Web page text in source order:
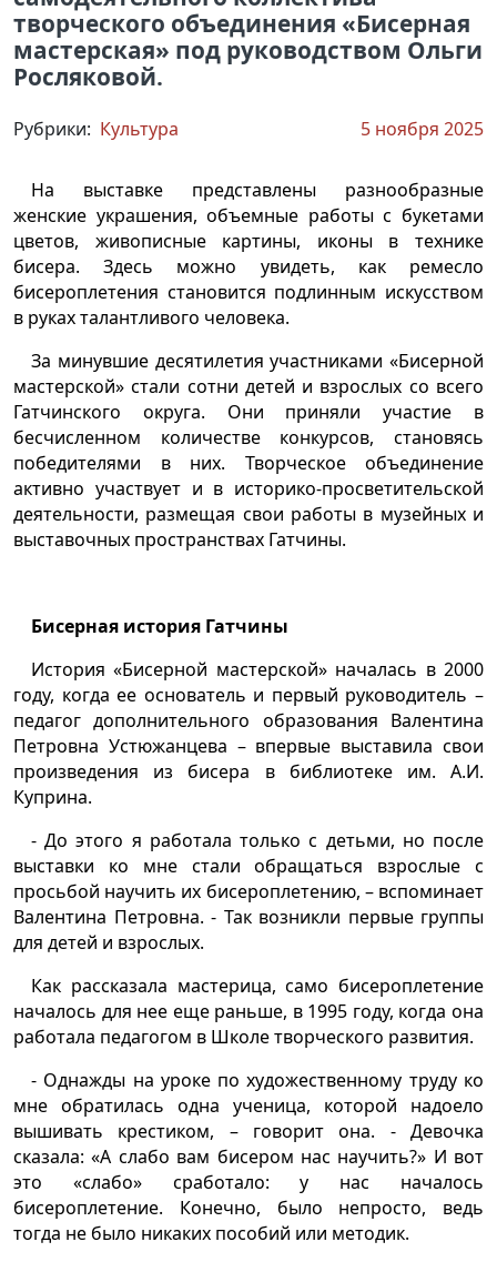
творческого объединения «Бисерная
мастерская» под руководством Ольги
Росляковой.
Рубрики: Культура 5 ноября 2025
На выставке представлены разнообразные
женские украшения, объемные работы с букетами
цветов, живописные картины, иконы в технике
бисера. Здесь можно увидеть, как ремесло
бисероплетения становится подлинным искусством
в руках талантливого человека.
За минувшие десятилетия участниками «Бисерной
мастерской» стали сотни детей и взрослых со всего
Гатчинского округа. Они приняли участие в
бесчисленном количестве конкурсов, становясь
победителями в них. Творческое объединение
активно участвует и в историко-просветительской
деятельности, размещая свои работы в музейных и
выставочных пространствах Гатчины.
Бисерная история Гатчины
История «Бисерной мастерской» началась в 2000
году, когда ее основатель и первый руководитель –
педагог дополнительного образования Валентина
Петровна Устюжанцева – впервые выставила свои
произведения из бисера в библиотеке им. А.И.
Куприна.
- До этого я работала только с детьми, но после
выставки ко мне стали обращаться взрослые с
просьбой научить их бисероплетению, – вспоминает
Валентина Петровна. - Так возникли первые группы
для детей и взрослых.
Как рассказала мастерица, само бисероплетение
началось для нее еще раньше, в 1995 году, когда она
работала педагогом в Школе творческого развития.
- Однажды на уроке по художественному труду ко
мне обратилась одна ученица, которой надоело
вышивать крестиком, – говорит она. - Девочка
сказала: «А слабо вам бисером нас научить?» И вот
это «слабо» сработало: у нас началось
бисероплетение. Конечно, было непросто, ведь
тогда не было никаких пособий или методик.